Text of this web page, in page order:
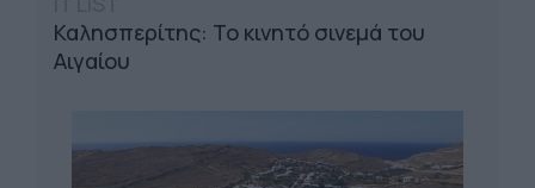
Καλησπερίτης: Το κινητό σινεμά του
Αιγαίου